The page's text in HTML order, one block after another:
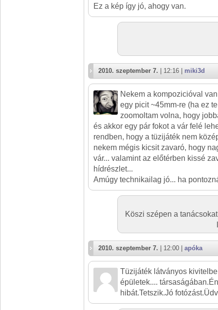
Ez a kép így jó, ahogy van.
2010. szeptember 7. | 12:16 | miki3d
Nekem a kompozicióval
egy picit ~45mm-re (ha ez
zoomoltam volna, hogy
és akkor egy pár fokot a vár felé
rendben, hogy a tüzijáték nem
nekem mégis kicsit zavaró, hogy
vár... valamint az előtérben kissé
hídrészlet...
Amúgy technikailag jó... ha
Köszi szépen a
2010. szeptember 7. | 12:00 | apóka
Tüzijáték látványos
épületek....
hibát.Tetszik.Jó